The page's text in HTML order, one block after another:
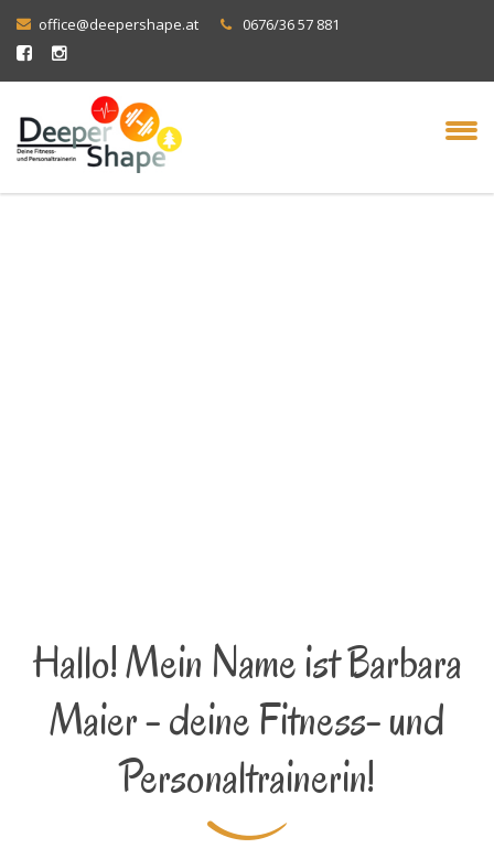
office@deepershape.at 0676/36 57 881
Hallo! Mein Name ist Barbara
Maier - deine Fitness- und
Personaltrainerin!